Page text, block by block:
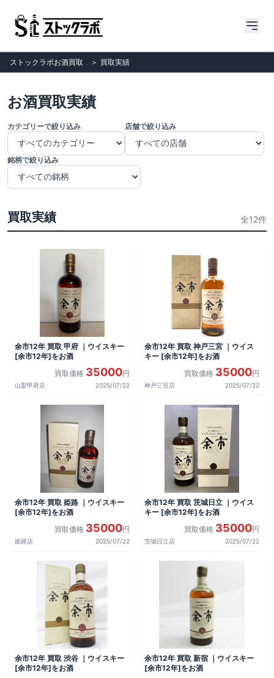
ストックラボお酒買取 ＞ 買取実績
お酒買取実績
カテゴリーで絞り込み 店舗で絞り込み
銘柄で絞り込み
買取実績 全12件
余市12年 買取 甲府 ｜ウイスキー
[余市12年]をお酒
買取価格 35000円
山梨甲府店 2025/07/22
余市12年 買取 神戸三宮 ｜ウイス
キー [余市12年]をお酒
買取価格 35000円
神戸三宮店 2025/07/22
余市12年 買取 姫路 ｜ウイスキー
[余市12年]をお酒
買取価格 35000円
姫路店 2025/07/22
余市12年 買取 茨城日立 ｜ウイス
キー [余市12年]をお酒
買取価格 35000円
茨城日立店 2025/07/22
余市12年 買取 渋谷 ｜ウイスキー
[余市12年]をお酒
余市12年 買取 新宿 ｜ウイスキー
[余市12年]をお酒